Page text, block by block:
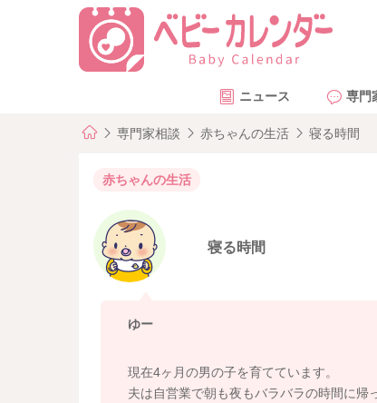
ニュース 専門
専門家相談 赤ちゃんの生活 寝る時間
赤ちゃんの生活
寝る時間
ゆー
現在4ヶ月の男の子を育てています。
夫は自営業で朝も夜もバラバラの時間に帰